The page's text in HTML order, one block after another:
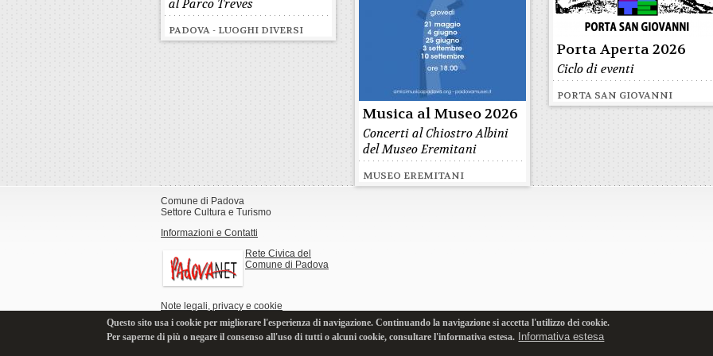
al Parco Treves
PADOVA - LUOGHI DIVERSI
Porta Aperta 2026
Ciclo di eventi
PORTA SAN GIOVANNI
Musica al Museo 2026
Concerti al Chiostro Albini
del Museo Eremitani
MUSEO EREMITANI
Comune di Padova
Settore Cultura e Turismo
Informazioni e Contatti
Rete Civica del
Comune di Padova
Note legali, privacy e cookie
Questo sito usa i cookie per migliorare l'esperienza di navigazione. Continuando la navigazione si accetta l'utilizzo dei cookie.
Per saperne di più o negare il consenso all'uso di tutti o alcuni cookie, consultare l'informativa estesa. Informativa estesa